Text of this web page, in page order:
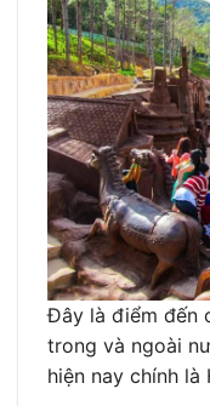
Đây là điểm đến
trong và ngoài
hiện nay chính là